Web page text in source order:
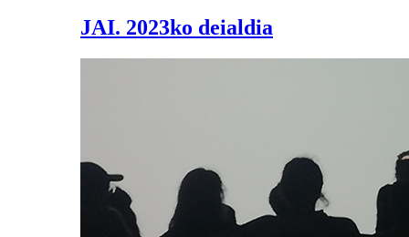
JAI. 2023ko deialdia